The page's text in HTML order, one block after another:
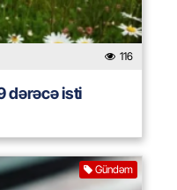
116
dərəcə isti
Gündəm